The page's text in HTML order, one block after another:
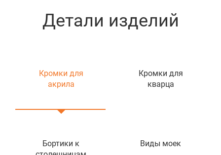
Детали изделий
Кромки для
акрила
Кромки для
кварца
Бортики к
Виды моек